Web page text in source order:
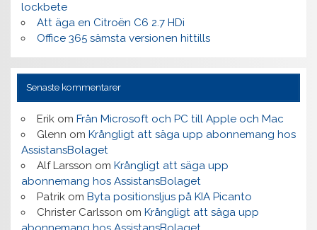
lockbete
Att äga en Citroën C6 2.7 HDi
Office 365 sämsta versionen hittills
Senaste kommentarer
Erikom Från Microsoft och PC till Apple och Mac
Glenn om Krångligt att säga upp abonnemang hos
AssistansBolaget
Alf Larsson om Krångligt att säga upp
abonnemang hos AssistansBolaget
Patrikom Byta positionsljus på KIA Picanto
Christer Carlsson om Krångligt att säga upp